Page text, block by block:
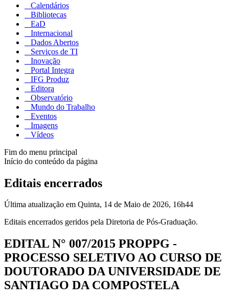
Calendários
Bibliotecas
EaD
Internacional
Dados Abertos
Serviços de TI
Inovação
Portal Integra
IFG Produz
Editora
Observatório
Mundo do Trabalho
Eventos
Imagens
Vídeos
Fim do menu principal
Início do conteúdo da página
Editais encerrados
Última atualização em Quinta, 14 de Maio de 2026, 16h44
Editais encerrados geridos pela Diretoria de Pós-Graduação.
EDITAL N° 007/2015 PROPPG -
PROCESSO SELETIVO AO CURSO DE
DOUTORADO DA UNIVERSIDADE DE
SANTIAGO DA COMPOSTELA